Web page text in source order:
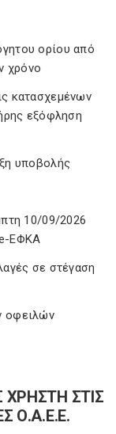
ορίου από
χρόνο
κατασχεμένων
εξόφληση
υποβολής
10/09/2026
ΕΦΚΑ
σε στέγαση
οφειλών
ΣΤΙΣ
Ο.Α.Ε.Ε.